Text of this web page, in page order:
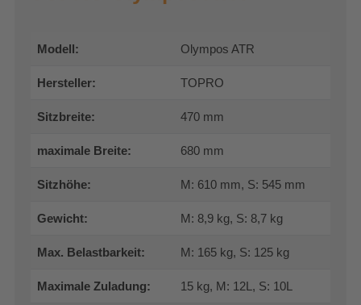
Modell: Olympos ATR
Hersteller: TOPRO
Sitzbreite: 470 mm
maximale Breite: 680 mm
Sitzhöhe: M: 610 mm, S: 545 mm
Gewicht: M: 8,9 kg, S: 8,7 kg
Max. Belastbarkeit: M: 165 kg, S: 125 kg
Maximale Zuladung: 15 kg, M: 12L, S: 10L